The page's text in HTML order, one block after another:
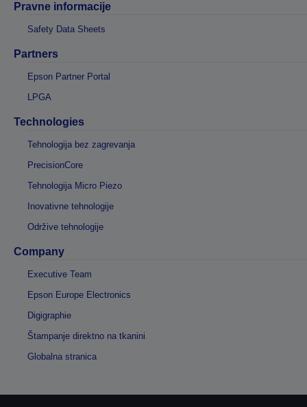
Pravne informacije
Safety Data Sheets
Partners
Epson Partner Portal
LPGA
Technologies
Tehnologija bez zagrevanja
PrecisionCore
Tehnologija Micro Piezo
Inovativne tehnologije
Održive tehnologije
Company
Executive Team
Epson Europe Electronics
Digigraphie
Štampanje direktno na tkanini
Globalna stranica